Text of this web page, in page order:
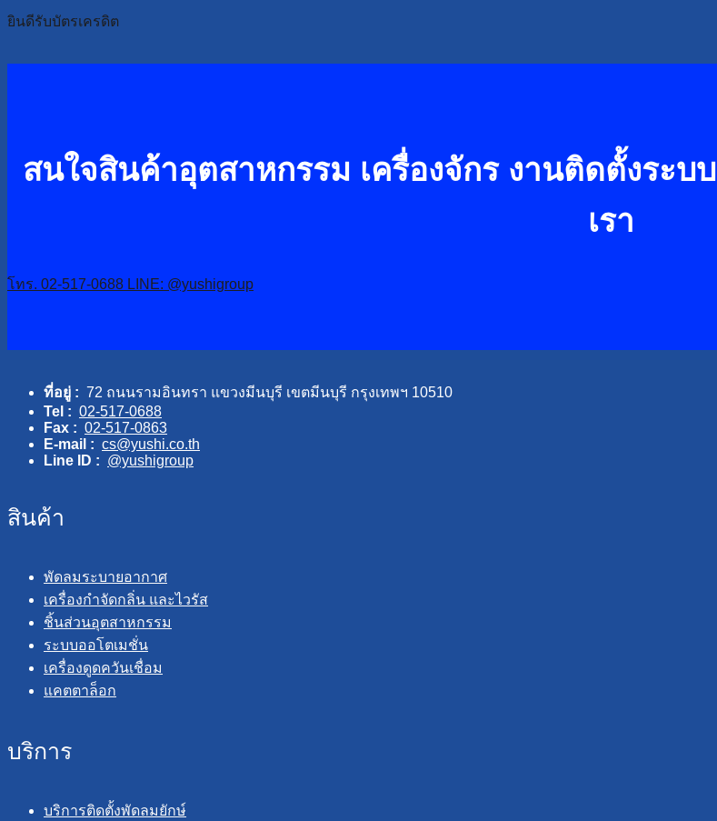
ยินดีรับบัตรเครดิต
สนใจสินค้าอุตสาหกรรม เครื่องจักร งานติดตั้งระบบ
เรา
โทร. 02-517-0688 LINE: @yushigroup
ที่อยู่ : 72 ถนนรามอินทรา แขวงมีนบุรี เขตมีนบุรี กรุงเทพฯ 10510
Tel : 02-517-0688
Fax : 02-517-0863
E-mail : cs@yushi.co.th
Line ID : @yushigroup
สินค้า
พัดลมระบายอากาศ
เครื่องกำจัดกลิ่น และไวรัส
ชิ้นส่วนอุตสาหกรรม
ระบบออโตเมชั่น
เครื่องดูดควันเชื่อม
แคตตาล็อก
บริการ
บริการติดตั้งพัดลมยักษ์